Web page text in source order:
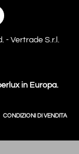
- Vertrade S.r.l.
in Europa.
CONDIZIONI DI VENDITA